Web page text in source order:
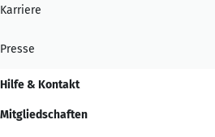
Karriere
Presse
Hilfe & Kontakt
Mitgliedschaften